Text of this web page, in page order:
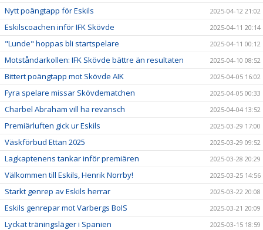
Nytt poängtapp för Eskils 2025-04-12 21:02
Eskilscoachen inför IFK Skövde 2025-04-11 20:14
"Lunde" hoppas bli startspelare 2025-04-11 00:12
Motståndarkollen: IFK Skövde bättre än resultaten 2025-04-10 08:52
Bittert poängtapp mot Skövde AIK 2025-04-05 16:02
Fyra spelare missar Skövdematchen 2025-04-05 00:33
Charbel Abraham vill ha revansch 2025-04-04 13:52
Premiärluften gick ur Eskils 2025-03-29 17:00
Väskförbud Ettan 2025 2025-03-29 09:52
Lagkaptenens tankar inför premiären 2025-03-28 20:29
Välkommen till Eskils, Henrik Norrby! 2025-03-25 14:56
Starkt genrep av Eskils herrar 2025-03-22 20:08
Eskils genrepar mot Varbergs BoIS 2025-03-21 20:09
Lyckat träningsläger i Spanien 2025-03-15 18:59